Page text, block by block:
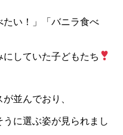
たい！」「バニラ食べ
していた子どもたち
並んでおり、
うに選ぶ姿が見られまし